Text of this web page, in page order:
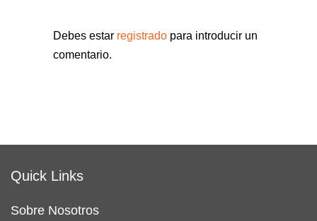
Debes estar registrado para introducir un
comentario.
Quick Links
Sobre Nosotros